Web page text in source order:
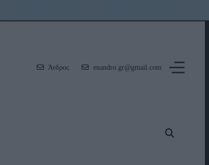
Άνδρος enandro.gr@gmail.com